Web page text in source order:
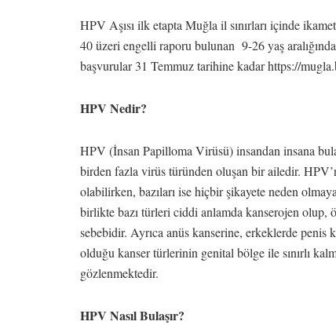
HPV Aşısı ilk etapta Muğla il sınırları içinde
40 üzeri engelli raporu bulunan 9-26 yaş
başvurular 31 Temmuz tarihine kadar https://
HPV Nedir?
HPV (İnsan Papilloma Virüsü) insandan insana
birden fazla virüs türünden oluşan bir ailedir.
olabilirken, bazıları ise hiçbir şikayete neden
birlikte bazı türleri ciddi anlamda kanserojen olup,
sebebidir. Ayrıca anüs kanserine, erkeklerde penis
olduğu kanser türlerinin genital bölge ile sınırlı
gözlenmektedir.
HPV Nasıl Bulaşır?